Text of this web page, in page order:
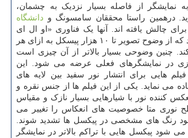
نمایشگر از فاصله بسیار نزدیک به چشمان،
درهمین راستا محققان سامسونگ و دانشگاه
چالش یافته اند. آنها یک فناوری «او ال ای
دی» توسعه داده اند که از وضوح تصویر تا ۱۰ هزار پیسکل به ازای هر
کند. چنین وضوحی بسیار بالاتر از آن چیزی است
در نمایشگرهای فعلی عرضه می شود. این
هایی برای انتشار نور سفید بین لایه های
می نماید. یکی از این فیلم ها از جنس نقره و
کننده نور با شیارهایی بسیار نازک و مقیاس
نوری متا خصوصیت های انعکاس را تغییر می
رنگ های مشخصی در پیکسل ها تشدید شوند.
پیکسل هایی با تراکم بالاتر در نمایشگر